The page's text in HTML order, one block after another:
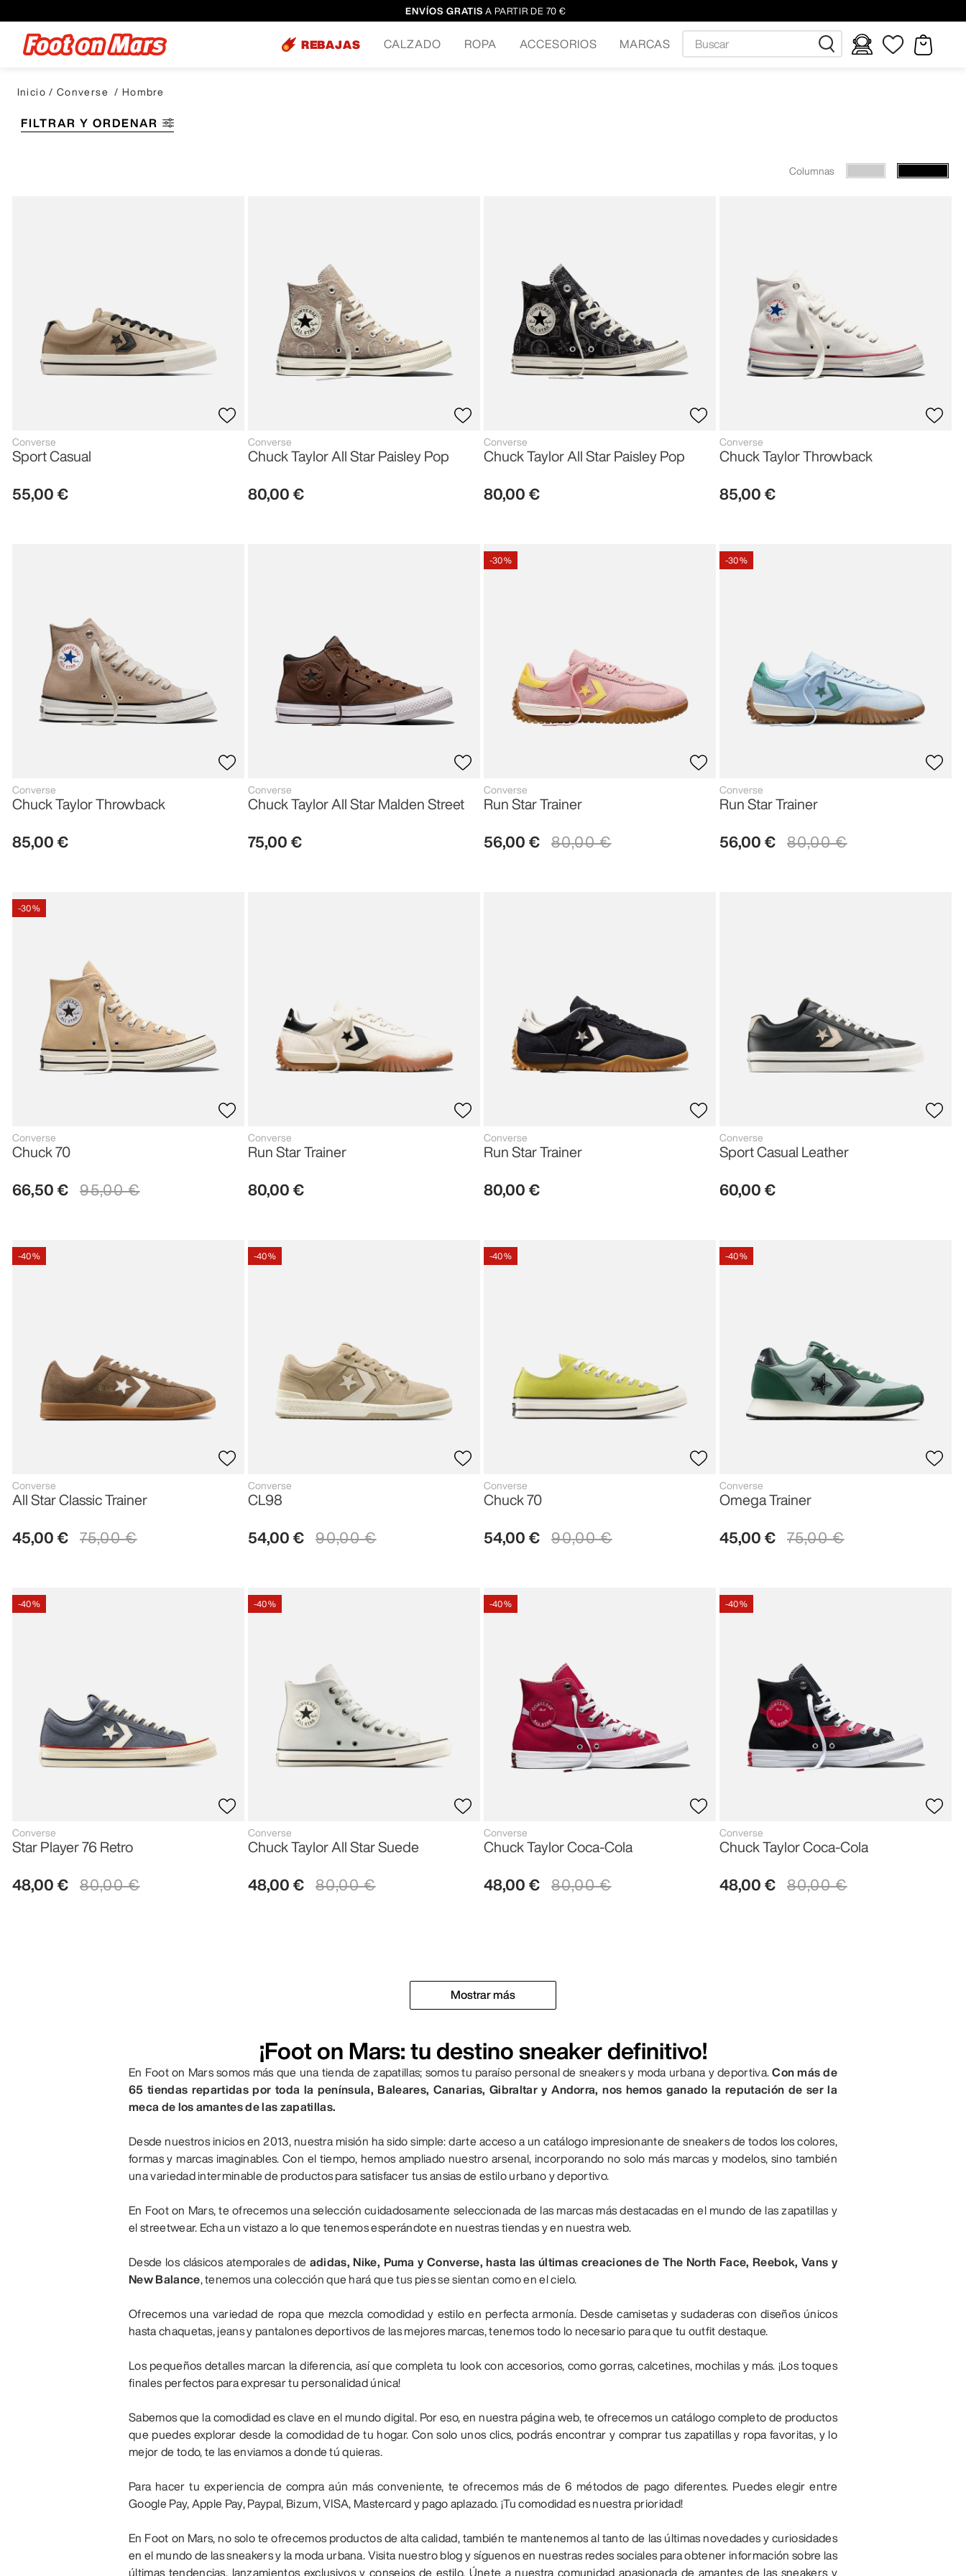
ENVÍOS GRATIS A PARTIR DE 70 €
REBAJAS CALZADO ROPA ACCESORIOS MARCAS
Converse Hombre
FILTRAR Y ORDENAR
Columnas
Converse
Sport Casual
55,00 €
Converse
Chuck Taylor All Star Paisley Pop
80,00 €
Converse
Chuck Taylor All Star Paisley Pop
80,00 €
Converse
Chuck Taylor Throwback
85,00 €
Converse
Chuck Taylor Throwback
85,00 €
Converse
Chuck Taylor All Star Malden Street
75,00 €
-30 %
Converse
Run Star Trainer
56,00 € 80,00 €
-30 %
Converse
Run Star Trainer
56,00 € 80,00 €
-30 %
Converse
Chuck 70
66,50 € 95,00 €
Converse
Run Star Trainer
80,00 €
Converse
Run Star Trainer
80,00 €
Converse
Sport Casual Leather
60,00 €
-40 %
Converse
All Star Classic Trainer
45,00 € 75,00 €
-40 %
Converse
CL98
54,00 € 90,00 €
-40 %
Converse
Chuck 70
54,00 € 90,00 €
-40 %
Converse
Omega Trainer
45,00 € 75,00 €
-40 %
Converse
Star Player 76 Retro
48,00 € 80,00 €
-40 %
Converse
Chuck Taylor All Star Suede
48,00 € 80,00 €
-40 %
Converse
Chuck Taylor Coca-Cola
48,00 € 80,00 €
-40 %
Converse
Chuck Taylor Coca-Cola
48,00 € 80,00 €
Mostrar más
¡Foot on Mars: tu destino sneaker definitivo!
En Foot on Mars somos más que una tienda de zapatillas; somos tu paraíso personal de sneakers y moda urbana y deportiva.Con más de
65 tiendas repartidas por toda la península, Baleares, Canarias, Gibraltar y Andorra, nos hemos ganado la reputación de ser la
meca de los amantes de las zapatillas.
Desde nuestros inicios en 2013, nuestra misión ha sido simple: darte acceso a un catálogo impresionante de sneakers de todos los colores,
formas y marcas imaginables. Con el tiempo, hemos ampliado nuestro arsenal, incorporando no solo más marcas y modelos, sino también
una variedad interminable de productos para satisfacer tus ansias de estilo urbano y deportivo.
En Foot on Mars, te ofrecemos una selección cuidadosamente seleccionada de las marcas más destacadas en el mundo de las zapatillas y
el streetwear. Echa un vistazo a lo que tenemos esperándote en nuestras tiendas y en nuestra web.
Desde los clásicos atemporales de adidas, Nike, Puma y Converse, hasta las últimas creaciones de The North Face, Reebok, Vans y
New Balance , tenemos una colección que hará que tus pies se sientan como en el cielo.
Ofrecemos una variedad de ropa que mezcla comodidad y estilo en perfecta armonía. Desde camisetas y sudaderas con diseños únicos
hasta chaquetas, jeans y pantalones deportivos de las mejores marcas, tenemos todo lo necesario para que tu outfit destaque.
Los pequeños detalles marcan la diferencia, así que completa tu look con accesorios, como gorras, calcetines, mochilas y más. ¡Los toques
finales perfectos para expresar tu personalidad única!
Sabemos que la comodidad es clave en el mundo digital. Por eso, en nuestra página web, te ofrecemos un catálogo completo de productos
que puedes explorar desde la comodidad de tu hogar. Con solo unos clics, podrás encontrar y comprar tus zapatillas y ropa favoritas, y lo
mejor de todo, te las enviamos a donde tú quieras.
Para hacer tu experiencia de compra aún más conveniente, te ofrecemos más de 6 métodos de pago diferentes. Puedes elegir entre
Google Pay, Apple Pay, Paypal, Bizum, VISA, Mastercard y pago aplazado. ¡Tu comodidad es nuestra prioridad!
En Foot on Mars, no solo te ofrecemos productos de alta calidad, también te mantenemos al tanto de las últimas novedades y curiosidades
en el mundo de las sneakers y la moda urbana. Visita nuestro blog y síguenos en nuestras redes sociales para obtener información sobre las
últimas tendencias, lanzamientos exclusivos y consejos de estilo. Únete a nuestra comunidad apasionada de amantes de las sneakers y